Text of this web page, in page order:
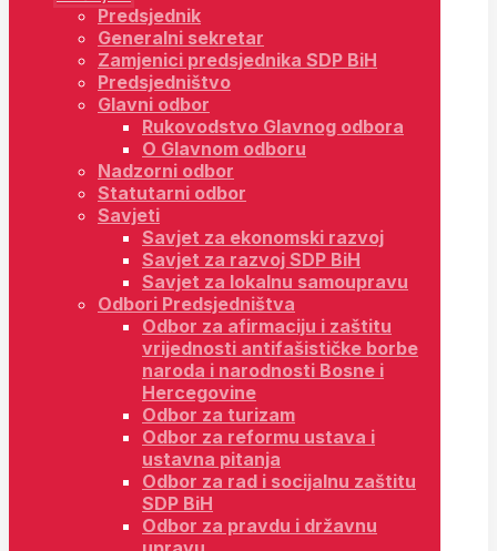
Predsjednik
Generalni sekretar
Zamjenici predsjednika SDP BiH
Predsjedništvo
Glavni odbor
Rukovodstvo Glavnog odbora
O Glavnom odboru
Nadzorni odbor
Statutarni odbor
Savjeti
Savjet za ekonomski razvoj
Savjet za razvoj SDP BiH
Savjet za lokalnu samoupravu
Odbori Predsjedništva
Odbor za afirmaciju i zaštitu
vrijednosti antifašističke borbe
naroda i narodnosti Bosne i
Hercegovine
Odbor za turizam
Odbor za reformu ustava i
ustavna pitanja
Odbor za rad i socijalnu zaštitu
SDP BiH
Odbor za pravdu i državnu